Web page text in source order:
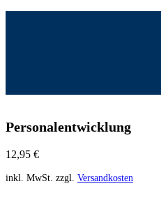
Personalentwicklung
12,95 €
inkl. MwSt. zzgl. Versandkosten